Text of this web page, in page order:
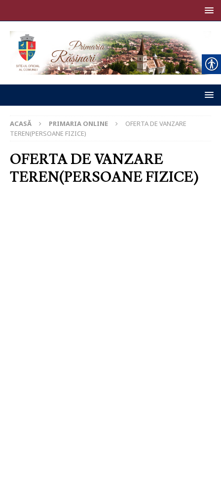
ACASĂ PRIMARIA ONLINE
OFERTA DE VANZARE
TEREN(PERSOANE FIZICE)
OFERTA DE VANZARE
TEREN(PERSOANE FIZICE)